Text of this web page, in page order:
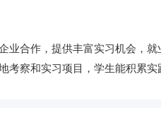
合作，提供丰富实习机会，
察和实习项目，学生能积累实